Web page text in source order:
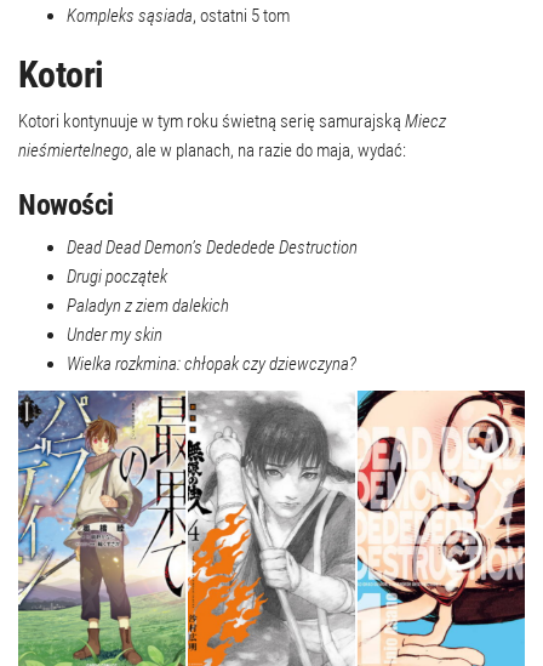
Kompleks sąsiada, ostatni 5 tom
Kotori
Kotori kontynuuje w tym roku świetną serię samurajską Miecz
nieśmiertelnego, ale w planach, na razie do maja, wydać:
Nowości
Dead Dead Demon’s Dededede Destruction
Drugi początek
Paladyn z ziem dalekich
Under my skin
Wielka rozkmina: chłopak czy dziewczyna?